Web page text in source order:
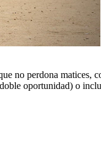
no perdona
oportunidad) o